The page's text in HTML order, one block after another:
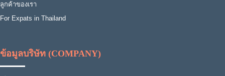
ลูกค้าของเรา
For Expats in Thailand
ข้อมูลบริษัท (COMPANY)